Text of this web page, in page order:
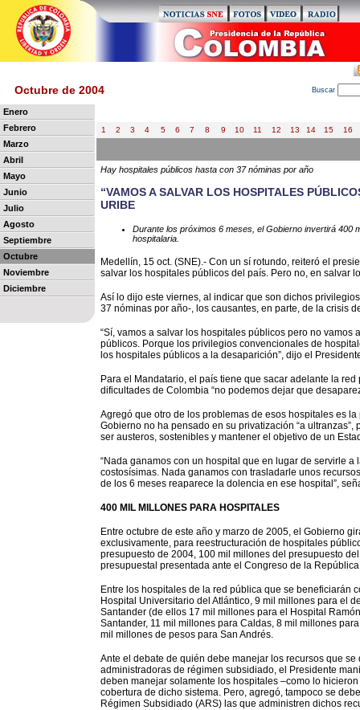
Octubre de 2004 Buscar
Enero
Febrero
Marzo
Abril
Mayo
Junio
Julio
Agosto
Septiembre
Octubre
Noviembre
Diciembre
1 2 3 4 5 6 7 8 9 10 11 12 13 14 15 16
Hay hospitales públicos hasta con 37 nóminas por año
“VAMOS A SALVAR LOS HOSPITALES
URIBE
Durante los próximos 6 meses, el Gobierno invertirá 400
hospitalaria.
Medellín, 15 oct. (SNE).- Con un sí rotundo, reiteró el
salvar los hospitales públicos del país. Pero no, en salvar
Así lo dijo este viernes, al indicar que son dichos
37 nóminas por año-, los causantes, en parte, de la crisis
“Sí, vamos a salvar los hospitales públicos pero no
públicos. Porque los privilegios convencionales de
los hospitales públicos a la desaparición”, dijo el
Para el Mandatario, el país tiene que sacar adelante la
dificultades de Colombia “no podemos dejar que
Agregó que otro de los problemas de esos hospitales es
Gobierno no ha pensado en su privatización “a
ser austeros, sostenibles y mantener el objetivo de un
“Nada ganamos con un hospital que en lugar de servirle
costosísimas. Nada ganamos con trasladarle unos
de los 6 meses reaparece la dolencia en ese hospital”,
400 MIL MILLONES PARA HOSPITALES
Entre octubre de este año y marzo de 2005, el Gobierno
exclusivamente, para reestructuración de hospitales
presupuesto de 2004, 100 mil millones del presupuesto
presupuestal presentada ante el Congreso de la
Entre los hospitales de la red pública que se beneficiarán
Hospital Universitario del Atlántico, 9 mil millones para el
Santander (de ellos 17 mil millones para el Hospital
Santander, 11 mil millones para Caldas, 8 mil millones
mil millones de pesos para San Andrés.
Ante el debate de quién debe manejar los recursos que
administradoras de régimen subsidiado, el Presidente
deben manejar solamente los hospitales –como lo
cobertura de dicho sistema. Pero, agregó, tampoco se
Régimen Subsidiado (ARS) las que administren dichos